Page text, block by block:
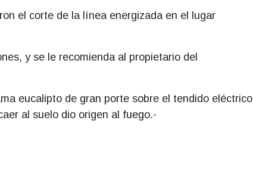
el corte de la línea energizada en el lugar
y se le recomienda al propietario del
eucalipto de gran porte sobre el tendido eléctrico
al suelo dio origen al fuego.-